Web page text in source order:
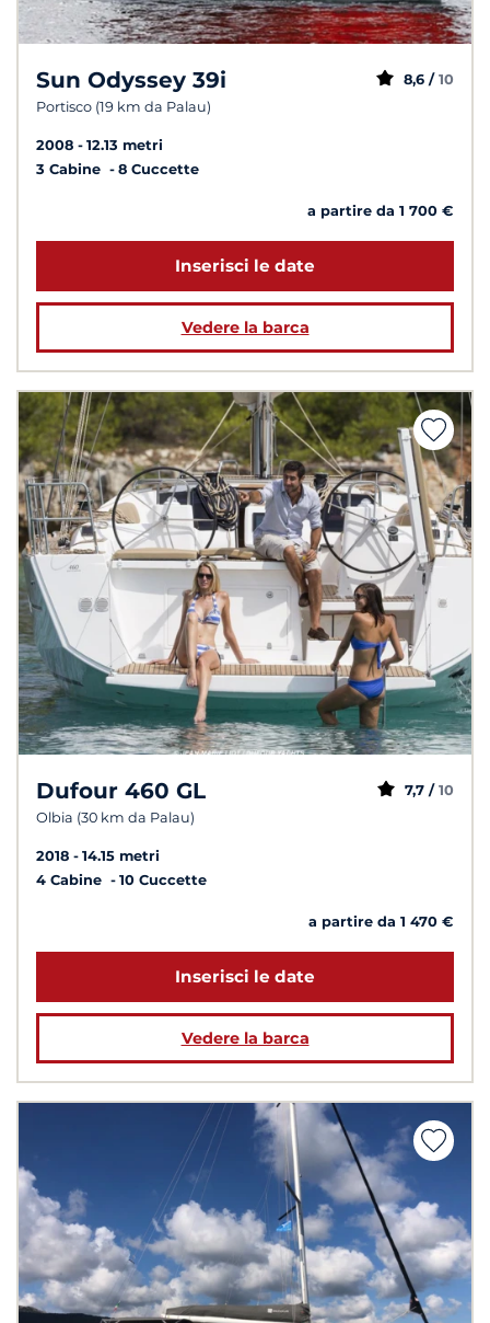
Sun Odyssey 39i
Portisco (19 km da Palau)
8,6 / 10
2008
12.13 metri
3 Cabine
8 Cuccette
a partire da 1 700 €
Inserisci le date
Vedere la barca
Dufour 460 GL
Olbia (30 km da Palau)
7,7 / 10
2018
14.15 metri
4 Cabine
10 Cuccette
a partire da 1 470 €
Inserisci le date
Vedere la barca